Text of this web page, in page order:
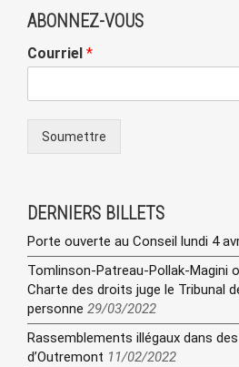
ABONNEZ-VOUS
Courriel *
Soumettre
DERNIERS BILLETS
Porte ouverte au Conseil lundi 4
Tomlinson-Patreau-Pollak-Magini
Charte des droits juge le Tribunal
personne 29/03/2022
Rassemblements illégaux dans
d’Outremont 11/02/2022